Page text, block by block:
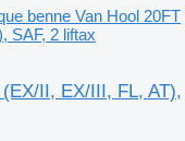
benne Van Hool 20FT
SAF, 2 liftax
II, EX/III, FL, AT),